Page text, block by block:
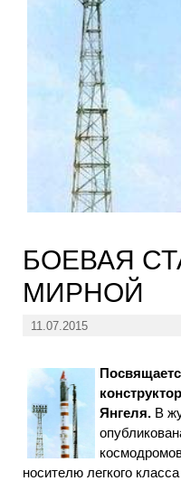
БОЕВАЯ
МИРНОЙ
11.07.2015
Янгеля. В
носителю легкого